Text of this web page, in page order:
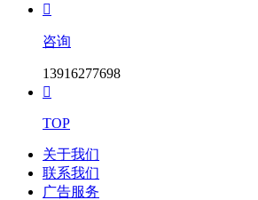

咨询
13916277698

TOP
关于我们
联系我们
广告服务